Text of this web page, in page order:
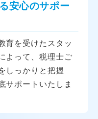
安心のサポー
育を受けたスタッ
よって、税理士ご
しっかりと把握
サポートいたしま